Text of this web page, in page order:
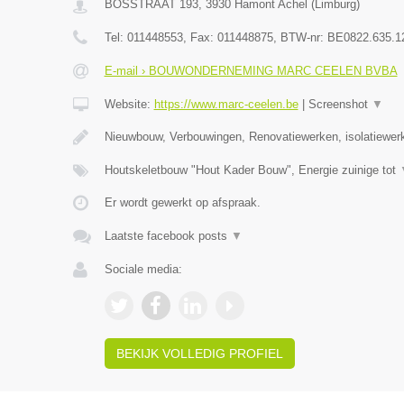
BOSSTRAAT 193, 3930 Hamont Achel (Limburg)
Tel: 011448553, Fax: 011448875, BTW-nr:
E-mail › BOUWONDERNEMING MARC CEELEN BVBA
Website: https://www.marc-ceelen.be| Screenshot ▼
Nieuwbouw, Verbouwingen, Renovatiewerken,
Houtskeletbouw "Hout Kader Bouw", Energie zuinige tot
Er wordt gewerkt op afspraak.
Laatste facebook posts ▼
Sociale media:
BEKIJK VOLLEDIG PROFIEL